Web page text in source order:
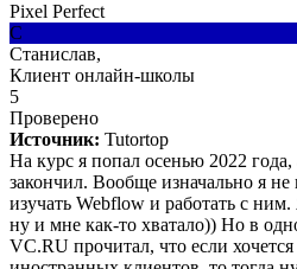
Pixel Perfect
С
Станислав,
Клиент онлайн-школы
5
Проверено
Источник: Tutortop
На курс я попал осенью 2022 года,
закончил. Вообще изначально я не
изучать Webflow и работать с
ну и мне как-то хватало)) Но в
VC.RU прочитал, что если